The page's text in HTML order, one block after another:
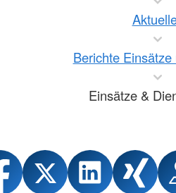
Berichte
Einsätze &